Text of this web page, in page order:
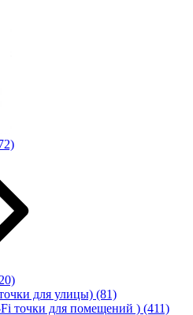
для улицы) (81)
точки для помещений ) (411)